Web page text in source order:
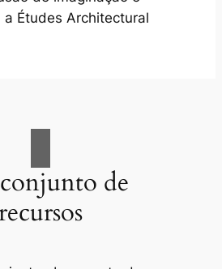
a Études Architectural
de
recursos